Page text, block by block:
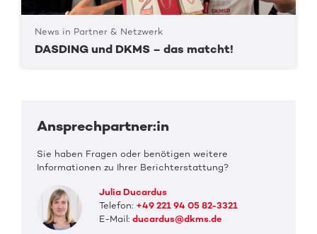
News in Partner & Netzwerk
DASDING und DKMS – das matcht!
Ansprechpartner:in
Sie haben Fragen oder benötigen weitere
Informationen zu Ihrer Berichterstattung?
Julia Ducardus
Telefon: +49 221 94 05 82-3321
E-Mail:ducardus@dkms.de